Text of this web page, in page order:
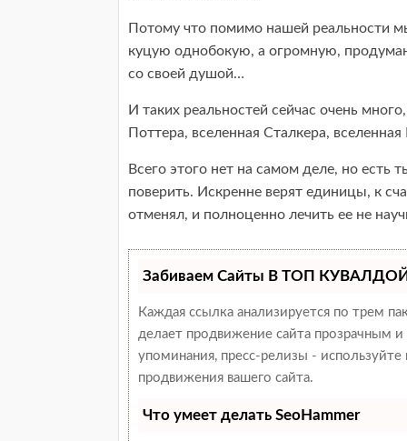
Потому что помимо нашей реальности
куцую однобокую, а огромную,
со своей душой…
И таких реальностей сейчас очень
Поттера, вселенная Сталкера,
Всего этого нет на самом деле, но есть
поверить. Искренне верят единицы, к
отменял, и полноценно лечить ее не
Забиваем Сайты В ТОП КУВАЛДОЙ
Каждая ссылка анализируется по трем
делает продвижение сайта прозрачным
упоминания, пресс-релизы -
продвижения вашего сайта.
Что умеет делать SeoHammer